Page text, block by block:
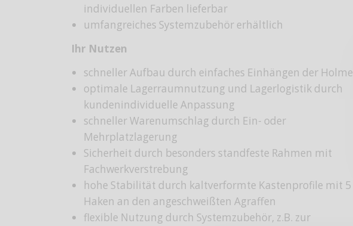
individuellen Farben lieferbar
umfangreiches Systemzubehör erhältlich
Ihr Nutzen
schneller Aufbau durch einfaches Einhängen der Holme
optimale Lagerraumnutzung und Lagerlogistik durch
kundenindividuelle Anpassung
schneller Warenumschlag durch Ein- oder
Mehrplatzlagerung
Sicherheit durch besonders standfeste Rahmen mit
Fachwerkverstrebung
hohe Stabilität durch kaltverformte Kastenprofile mit 5
Haken an den angeschweißten Agraffen
flexible Nutzung durch Systemzubehör, z.B. zur